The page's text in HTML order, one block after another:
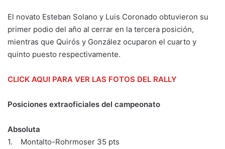
El novato Esteban Solano y Luis Coronado obtuvieron su
primer podio del año al cerrar en la tercera posición,
mientras que Quirós y González ocuparon el cuarto y
quinto puesto respectivamente.
CLICK AQUI PARA VER LAS FOTOS DEL RALLY
Posiciones extraoficiales del campeonato
Absoluta
1. Montalto-Rohrmoser 35 pts